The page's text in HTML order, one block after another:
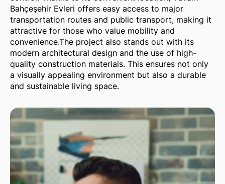
Bahçeşehir Evleri offers easy access to major
transportation routes and public transport, making it
attractive for those who value mobility and
convenience.The project also stands out with its
modern architectural design and the use of high-
quality construction materials. This ensures not only
a visually appealing environment but also a durable
and sustainable living space.